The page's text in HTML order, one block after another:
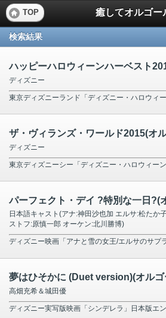
TOP 癒してオルゴー
検索結果
ハッピーハロウィーンハーベスト
ディズニー
東京ディズニーランド「ディズニー・ハロウィー
ザ・ヴィランズ・ワールド2015(オ
ディズニー
東京ディズニーシー「ディズニー・ハロウィーン
パーフェクト・デイ ?特別な一日?(
日本語キャスト(アナ:神田沙也加 エルサ:松たか
ストフ:原慎一郎 オーケン:北川勝博)
ディズニー映画「アナと雪の女王/エルサのサプ
夢はひそかに (Duet version)(オルゴ
高畑充希＆城田優
ディズニー実写版映画「シンデレラ」日本版エ